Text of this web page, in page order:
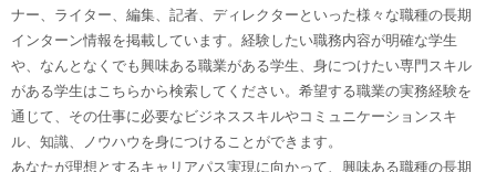
ナー、ライター、編集、記者、ディレクターといった様々な職種の長期
インターン情報を掲載しています。経験したい職務内容が明確な学生
や、なんとなくでも興味ある職業がある学生、身につけたい専門スキル
がある学生はこちらから検索してください。希望する職業の実務経験を
通じて、その仕事に必要なビジネススキルやコミュニケーションスキ
ル、知識、ノウハウを身につけることができます。
あなたが理想とするキャリアパス実現に向かって、興味ある職種の長期